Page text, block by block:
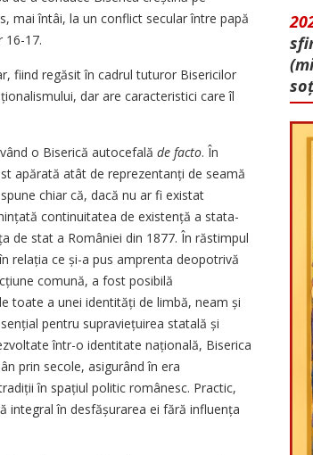
mai întâi, la un conflict secular între papă
16-17.
fiind regăsit în cadrul tuturor Bisericilor
dar are caracteristici care îl
o Biserică autocefală de facto. În
apărată atât de reprezentanți de seamă
chiar că, dacă nu ar fi existat
continuitatea de exis­tență a stata­
de stat a României din 1877. În răstimpul
relația ce și-a pus amprenta deopotrivă
comună, a fost posibilă
toate a unei identități de limbă, neam și
pentru supraviețuirea statală și
într-o identitate națio­nală, Bise­rica
prin secole, asigurând în era
în spațiul politic românesc. Practic,
integral în desfășurarea ei fără influența